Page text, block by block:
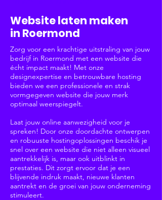
Website laten maken
in Roermond
Zorg voor een krachtige uitstraling van jouw
bedrijf in Roermond met een website die
écht impact maakt! Met onze
designexpertise en betrouwbare hosting
bieden we een professionele en strak
vormgegeven website die jouw merk
optimaal weerspiegelt.
Laat jouw online aanwezigheid voor je
spreken! Door onze doordachte ontwerpen
en robuuste hostingoplossingen beschik je
snel over een website die niet alleen visueel
aantrekkelijk is, maar ook uitblinkt in
prestaties. Dit zorgt ervoor dat je een
blijvende indruk maakt, nieuwe klanten
aantrekt en de groei van jouw onderneming
stimuleert.